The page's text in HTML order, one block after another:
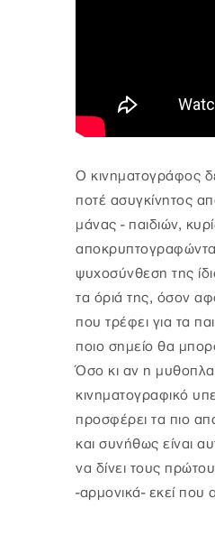
Ο κινηματογράφος
ποτέ ασυγκίνητος
μάνας - παιδιών,
ψυχοσύνθεση της
τα όριά της, όσον
που τρέφει για τα
ποιο σημείο θα
Όσο κι αν η
κινηματογραφικό
προσφέρει τα πιο
και συνήθως είναι
να δίνει τους
-αρμονικά- εκεί που